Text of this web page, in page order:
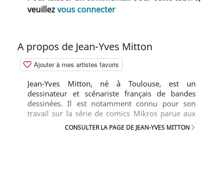
veuillezvous connecter
A propos de Jean-Yves Mitton
Ajouter à mes artistes favoris
Jean-Yves Mitton, né à Toulouse, est un
dessinateur et scénariste français de bandes
dessinées. Il est notamment connu pour son
travail sur la série de comics Mikros parue aux
éditions Lug dans les années 1980.
CONSULTER LA PAGE DE JEAN-YVES MITTON